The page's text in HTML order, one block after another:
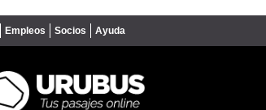
Empleos Socios Ayuda